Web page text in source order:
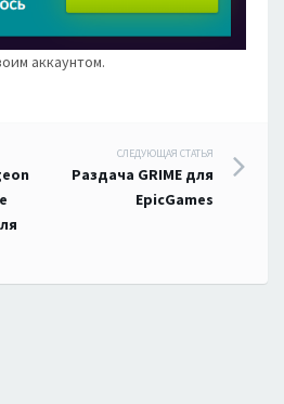
аккаунтом.
СЛЕДУЮЩАЯ СТАТЬЯ
Раздача GRIME для
EpicGames